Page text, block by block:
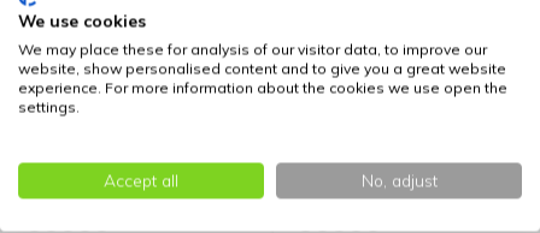
DOOG Poepzakhouder
Walkie Pouch Neosport
DOOG Poepzakhouder
We use cookies
We may place these for analysis of our visitor data, to improve our
website, show personalised content and to give you a great website
experience. For more information about the cookies we use open the
settings.
Accept all No, adjust